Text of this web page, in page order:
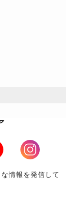
Instagram
情報を発信して